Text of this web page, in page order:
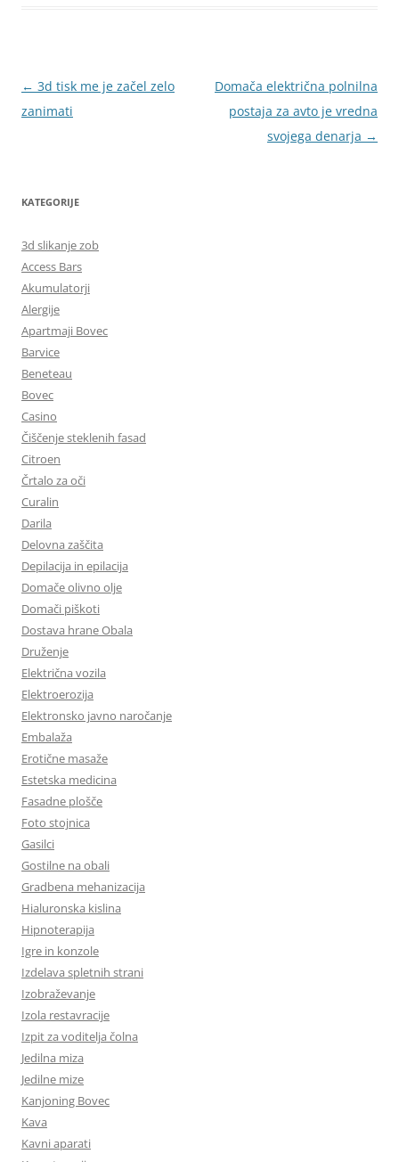
Krmarjenje
po
← 3d tisk me je začel zelo
zanimati
Domača električna polnilna
postaja za avto je vredna
svojega denarja →
KATEGORIJE
3d slikanje zob
Access Bars
Akumulatorji
Alergije
Apartmaji Bovec
Barvice
Beneteau
Bovec
Casino
Čiščenje steklenih fasad
Citroen
Črtalo za oči
Curalin
Darila
Delovna zaščita
Depilacija in epilacija
Domače olivno olje
Domači piškoti
Dostava hrane Obala
Druženje
Električna vozila
Elektroerozija
Elektronsko javno naročanje
Embalaža
Erotične masaže
Estetska medicina
Fasadne plošče
Foto stojnica
Gasilci
Gostilne na obali
Gradbena mehanizacija
Hialuronska kislina
Hipnoterapija
Igre in konzole
Izdelava spletnih strani
Izobraževanje
Izola restavracije
Izpit za voditelja čolna
Jedilna miza
Jedilne mize
Kanjoning Bovec
Kava
Kavni aparati